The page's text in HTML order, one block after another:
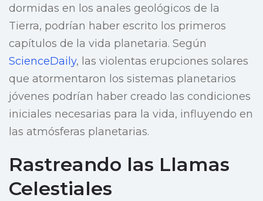
dormidas en los anales geológicos de la
Tierra, podrían haber escrito los primeros
capítulos de la vida planetaria. Según
ScienceDaily, las violentas erupciones solares
que atormentaron los sistemas planetarios
jóvenes podrían haber creado las condiciones
iniciales necesarias para la vida, influyendo en
las atmósferas planetarias.
Rastreando las Llamas
Celestiales